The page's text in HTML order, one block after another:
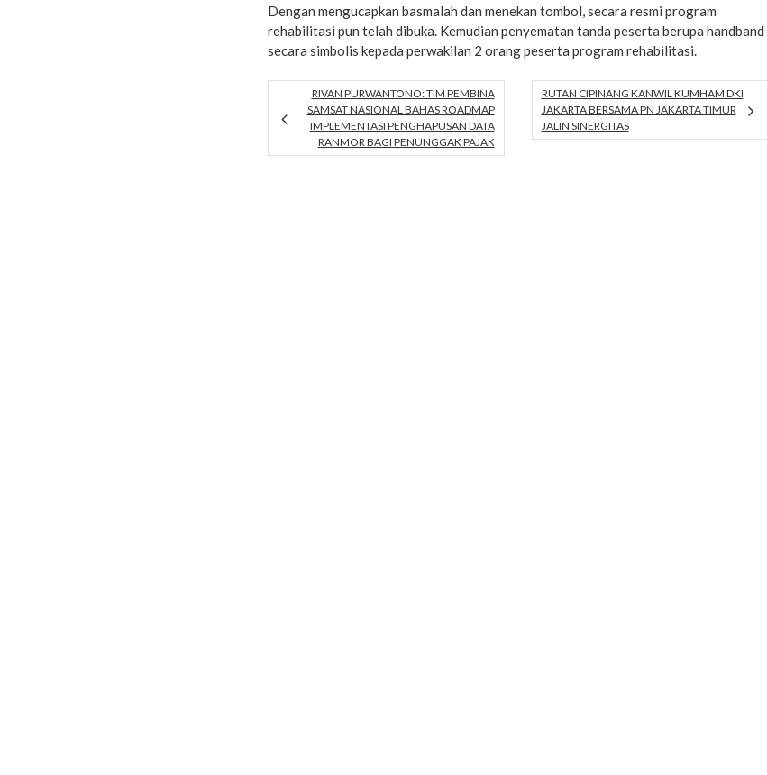
Dengan mengucapkan basmalah dan menekan tombol, secara resmi program
rehabilitasi pun telah dibuka. Kemudian penyematan tanda peserta berupa handband
secara simbolis kepada perwakilan 2 orang peserta program rehabilitasi.
RIVAN PURWANTONO: TIM PEMBINA
SAMSAT NASIONAL BAHAS ROADMAP
IMPLEMENTASI PENGHAPUSAN DATA
RANMOR BAGI PENUNGGAK PAJAK
RUTAN CIPINANG KANWIL KUMHAM DKI
JAKARTA BERSAMA PN JAKARTA TIMUR
JALIN SINERGITAS